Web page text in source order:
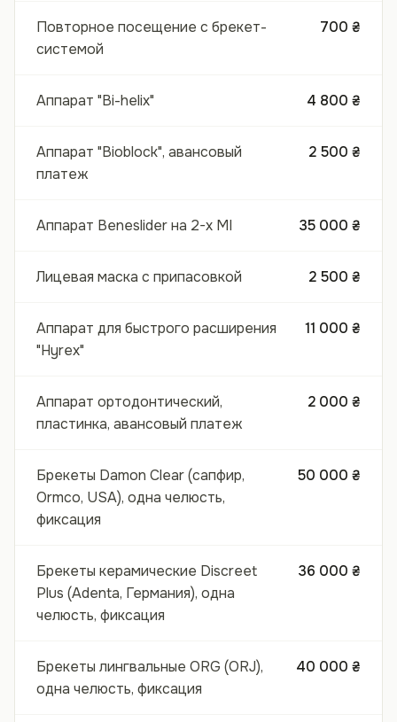
Повторное посещение с брекет-
системой
700 ₴
Аппарат "Bi-helix" 4 800 ₴
Аппарат "Bioblock", авансовый
платеж
2 500 ₴
Аппарат Beneslider на 2-х МІ 35 000 ₴
Лицевая маска с припасовкой 2 500 ₴
Аппарат для быстрого расширения
"Hyrex"
11 000 ₴
Аппарат ортодонтический,
пластинка, авансовый платеж
2 000 ₴
Брекеты Damon Clear (сапфир,
Ormco, USA), одна челюсть,
фиксация
50 000 ₴
Брекеты керамические Discreet
Plus (Adenta, Германия), одна
челюсть, фиксация
36 000 ₴
Брекеты лингвальные ORG (ORJ),
одна челюсть, фиксация
40 000 ₴